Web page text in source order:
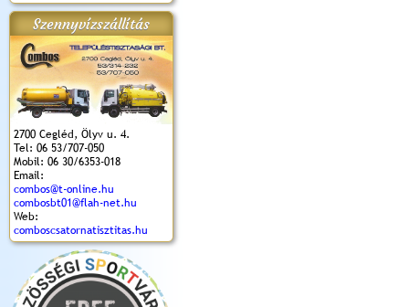
Szennyvízszállítás
2700 Cegléd, Ölyv u. 4.
Tel: 06 53/707-050
Mobil: 06 30/6353-018
Email:
combos@t-online.hu
combosbt01@flah-net.hu
Web:
comboscsatornatisztitas.hu
(2017. 08. 20.)